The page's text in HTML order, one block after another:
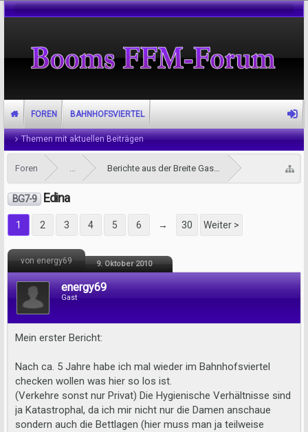
Foren ... Berichte aus der Breite Gasse
BG7-9 Edina
1 2 3 4 5 6 → 30 Weiter >
von energy69 9. Oktober 2010
energy69
Gast
Mein erster Bericht:
Nach ca. 5 Jahre habe ich mal wieder im Bahnhofsviertel
checken wollen was hier so los ist.
(Verkehre sonst nur Privat) Die Hygienische Verhältnisse sind
ja Katastrophal, da ich mir nicht nur die Damen anschaue
sondern auch die Bettlagen (hier muss man ja teilweise
FOREN
Themen mit aktuellen Beiträgen
BAHNHOFSVIERTEL